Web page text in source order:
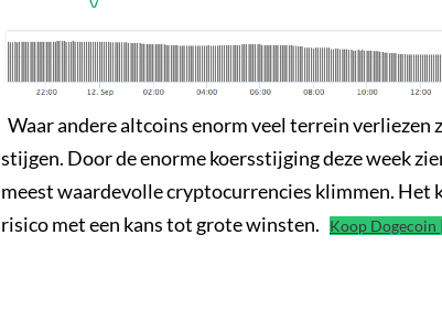
Waar andere altcoins enorm veel terrein verliezen
stijgen. Door de enorme koersstijging deze week
meest waardevolle cryptocurrencies klimmen. Het
risico met een kans tot grote winsten.
Koop Dogecoin